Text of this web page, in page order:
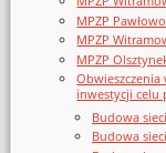
MPZP
MPZP
MPZP
inwestycji celu
Budowa
Budowa